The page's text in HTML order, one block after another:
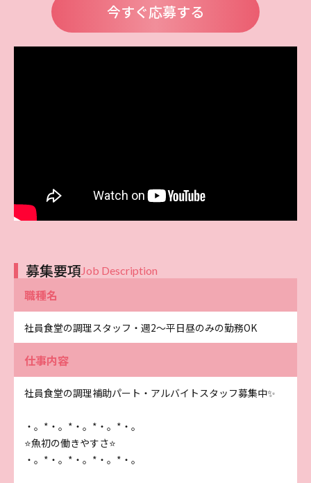
今すぐ応募する
募集要項 Job Description
職種名
社員食堂の調理スタッフ・週2～平日昼のみの勤務OK
仕事内容
社員食堂の調理補助パート・アルバイトスタッフ募集中✨
・。*・。*・。*・。*・。
⭐魚初の働きやすさ⭐
・。*・。*・。*・。*・。